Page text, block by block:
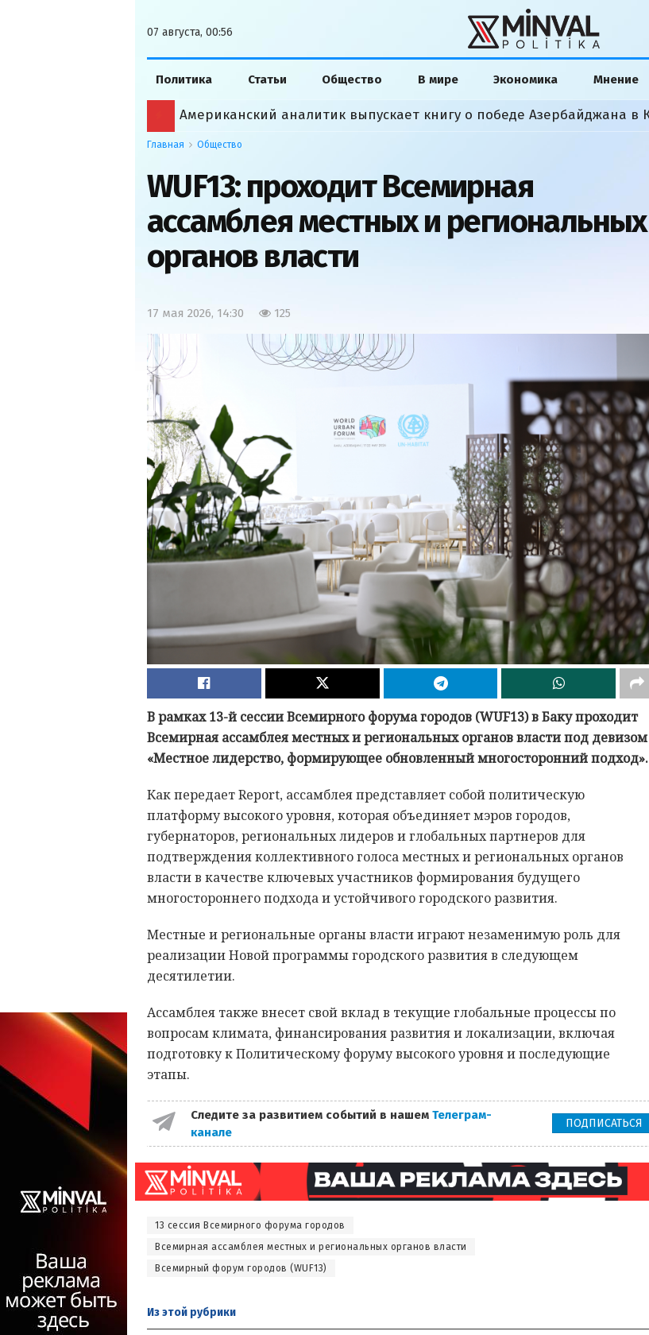
07 августа, 00:56
Политика Статьи Общество В мире Экономика Мнение
Главная Общество
WUF13: проходит Всемирная
ассамблея местных и региональных
органов власти
17 мая 2026, 14:30 125
В рамках 13-й сессии Всемирного форума городов (WUF13) в Баку проходит
Всемирная ассамблея местных и региональных органов власти под девизом
«Местное лидерство, формирующее обновленный многосторонний подход».
Как передает Report, ассамблея представляет собой политическую
платформу высокого уровня, которая объединяет мэров городов,
губернаторов, региональных лидеров и глобальных партнеров для
подтверждения коллективного голоса местных и региональных органов
власти в качестве ключевых участников формирования будущего
многостороннего подхода и устойчивого городского развития.
Местные и региональные органы власти играют незаменимую роль для
реализации Новой программы городского развития в следующем
десятилетии.
Ассамблея также внесет свой вклад в текущие глобальные процессы по
вопросам климата, финансирования развития и локализации, включая
подготовку к Политическому форуму высокого уровня и последующие
этапы.
Следите за развитием событий в нашем Телеграм-
канале
ПОДПИСАТЬСЯ
13 сессия Всемирного форума городов
Всемирная ассамблея местных и региональных органов власти
Всемирный форум городов (WUF13)
Из этой рубрики